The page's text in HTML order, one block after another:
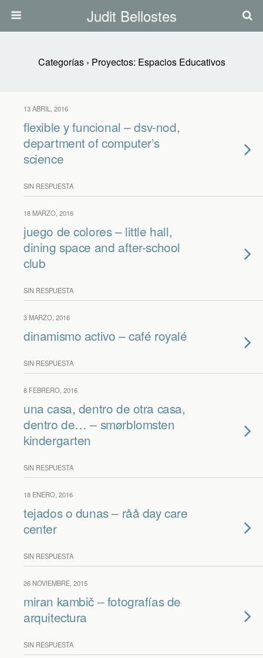
Judit Bellostes
Categorías › Proyectos: Espacios Educativos
13 ABRIL, 2016
flexible y funcional – dsv-nod,
department of computer’s
science
SIN RESPUESTA
18 MARZO, 2016
juego de colores – little hall,
dining space and after-school
club
SIN RESPUESTA
3 MARZO, 2016
dinamismo activo – café royalé
SIN RESPUESTA
8 FEBRERO, 2016
una casa, dentro de otra casa,
dentro de… – smørblomsten
kindergarten
SIN RESPUESTA
18 ENERO, 2016
tejados o dunas – råå day care
center
SIN RESPUESTA
26 NOVIEMBRE, 2015
miran kambič – fotografías de
arquitectura
SIN RESPUESTA